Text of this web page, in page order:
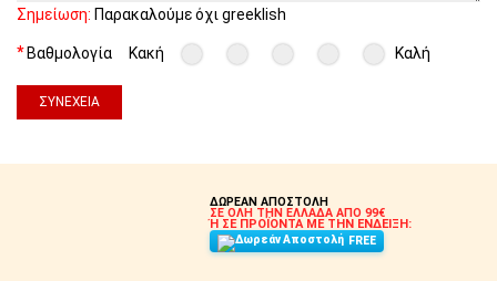
Σημείωση: Παρακαλούμε όχι greeklish
Βαθμολογία Κακή Καλή
ΣΥΝΈΧΕΙΑ
ΔΩΡΕΑΝ ΑΠΟΣΤΟΛΗ
ΣΕ ΟΛΗ ΤΗΝ ΕΛΛΑΔΑ ΑΠΟ 99€
Ή ΣΕ ΠΡΟΪΟΝΤΑ ΜΕ ΤΗΝ ΕΝΔΕΙΞΗ:
FREE